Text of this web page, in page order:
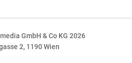
GmbH & Co KG 2026
2, 1190 Wien